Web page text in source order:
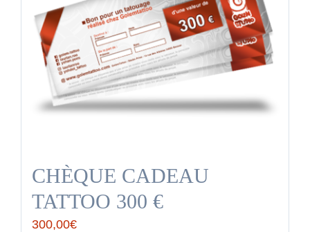
CHÈQUE CADEAU
TATTOO 300 €
300,00€